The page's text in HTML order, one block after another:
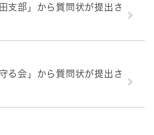
支部」から質問状が提出さ
る会」から質問状が提出さ